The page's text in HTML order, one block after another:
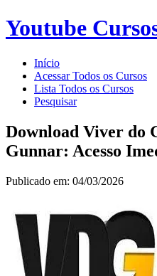
Youtube
Início
Acessar Todos os Cursos
Lista Todos os Cursos
Pesquisar
Download Viver do
Gunnar: Acesso
Publicado em: 04/03/2026